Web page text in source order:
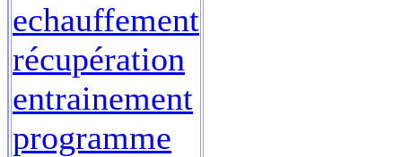
echauffement
récupération
entrainement
programme